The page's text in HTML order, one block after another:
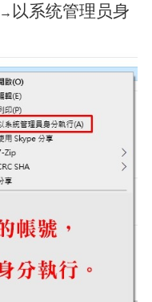
→ 以系统管理员身